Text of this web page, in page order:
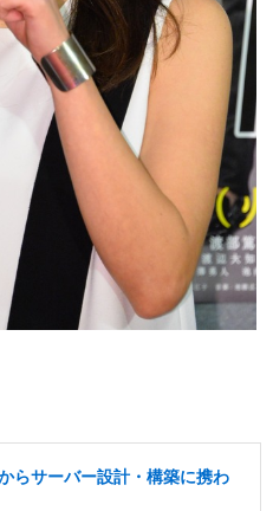
らサーバー設計・構築に携わ